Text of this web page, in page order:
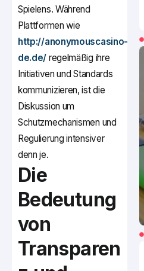
Spielens. Während
Plattformen wie
http://anonymouscasino-
de.de/ regelmäßig ihre
Initiativen und Standards
kommunizieren, ist die
Diskussion um
Schutzmechanismen und
Regulierung intensiver
denn je.
Die
Bedeutung
von
Transparen